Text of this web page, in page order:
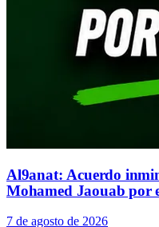
Al9anat: Acuerdo
Mohamed Jaouab por
7 de agosto de 2026